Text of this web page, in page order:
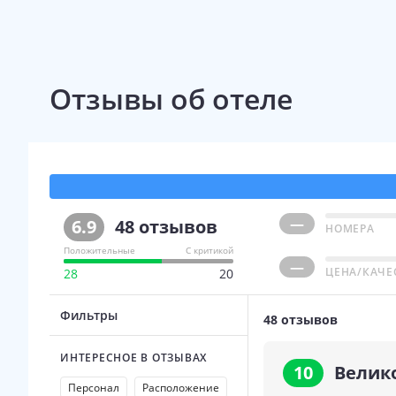
Отзывы об отеле
6.9 48 отзывов
Положительные С критикой
28 20
— НОМЕРА
— ЦЕНА/
Фильтры
ИНТЕРЕСНОЕ В ОТЗЫВАХ
Персонал
Расположение
48 отзывов
10